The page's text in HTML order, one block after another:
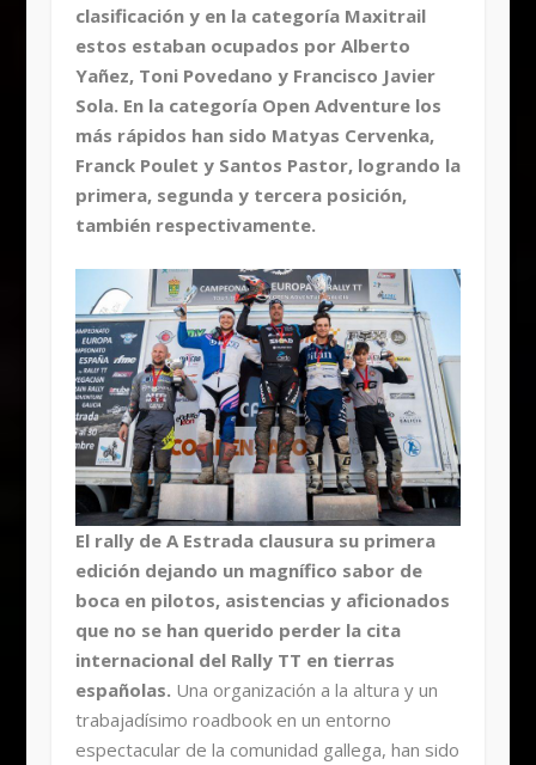
clasificación y en la categoría Maxitrail
estos estaban ocupados por Alberto
Yañez, Toni Povedano y Francisco Javier
Sola. En la categoría Open Adventure los
más rápidos han sido Matyas Cervenka,
Franck Poulet y Santos Pastor, logrando la
primera, segunda y tercera posición,
también respectivamente.
El rally de A Estrada clausura su primera
edición dejando un magnífico sabor de
boca en pilotos, asistencias y aficionados
que no se han querido perder la cita
internacional del Rally TT en tierras
españolas. Una organización a la altura y un
trabajadísimo roadbook en un entorno
espectacular de la comunidad gallega, han sido